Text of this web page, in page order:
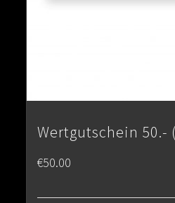
Wertgutschein 50.-
€50.00